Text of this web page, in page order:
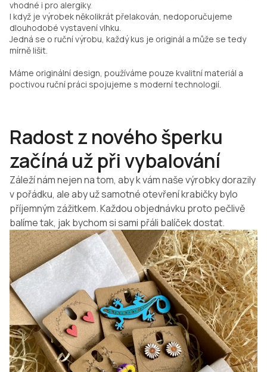
vhodné i pro alergiky.
I když je výrobek několikrát přelakován, nedoporučujeme
dlouhodobé vystavení vlhku.
Jedná se o ruční výrobu, každý kus je originál a může se tedy
mírně lišit.
Máme originální design, používáme pouze kvalitní materiál a
poctivou ruční práci spojujeme s moderní technologií.
Radost z nového šperku
začíná už při vybalování
Záleží nám nejen na tom, aby k vám naše výrobky dorazily
v pořádku, ale aby už samotné otevření krabičky bylo
příjemným zážitkem. Každou objednávku proto pečlivě
balíme tak, jak bychom si sami přáli balíček dostat.